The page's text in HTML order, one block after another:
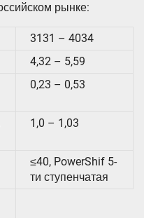
рынке:
3131 – 4034
4,32 – 5,59
0,23 – 0,53
1,0 – 1,03
≤40, PowerShif 5-
ти ступенчатая